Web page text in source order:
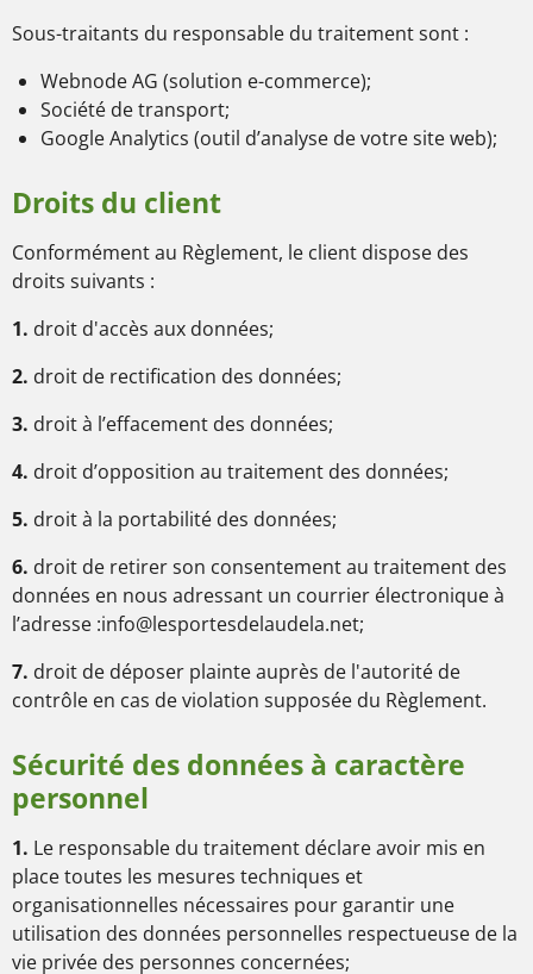
Sous-traitants du responsable du traitement sont :
Webnode AG (solution e-commerce);
Société de transport;
Google Analytics (outil d’analyse de votre site web);
Droits du client
Conformément au Règlement, le client dispose des
droits suivants :
1. droit d'accès aux données;
2. droit de rectification des données;
3. droit à l’effacement des données;
4. droit d’opposition au traitement des données;
5. droit à la portabilité des données;
6. droit de retirer son consentement au traitement des
données en nous adressant un courrier électronique à
l’adresse :info@lesportesdelaudela.net;
7. droit de déposer plainte auprès de l'autorité de
contrôle en cas de violation supposée du Règlement.
Sécurité des données à caractère
personnel
1. Le responsable du traitement déclare avoir mis en
place toutes les mesures techniques et
organisationnelles nécessaires pour garantir une
utilisation des données personnelles respectueuse de la
vie privée des personnes concernées;